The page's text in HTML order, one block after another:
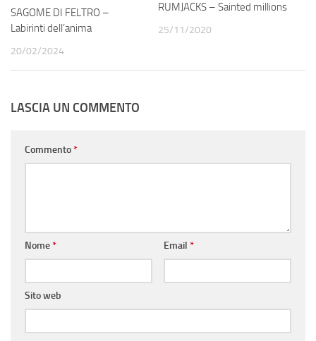
SAGOME DI FELTRO –
Labirinti dell’anima
20/02/2024
RUMJACKS – Sainted millions
25/11/2020
LASCIA UN COMMENTO
Commento*
Nome* Email *
Sito web